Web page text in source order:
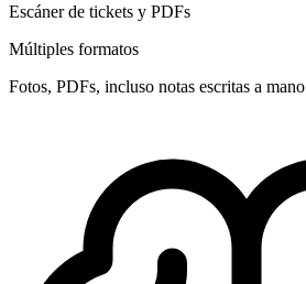
Escáner de tickets y PDFs
Múltiples formatos
Fotos, PDFs, incluso notas escritas a mano